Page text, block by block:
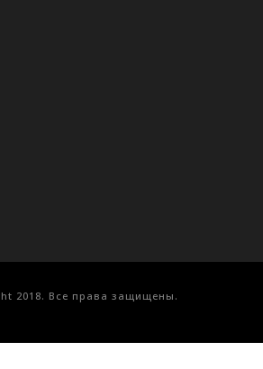
2018. Все права защищены.